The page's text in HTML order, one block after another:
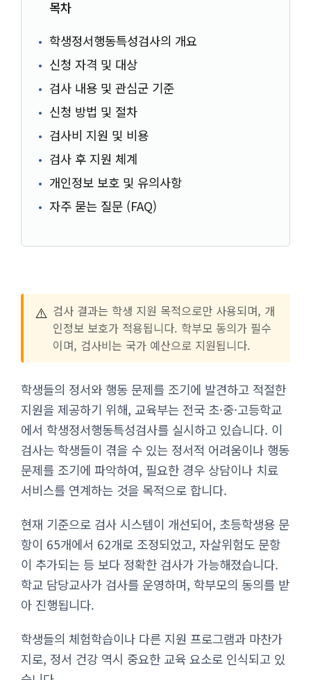
목차
학생정서행동특성검사의 개요
신청 자격 및 대상
검사 내용 및 관심군 기준
신청 방법 및 절차
검사비 지원 및 비용
검사 후 지원 체계
개인정보 보호 및 유의사항
자주 묻는 질문 (FAQ)
⚠️ 검사 결과는 학생 지원 목적으로만 사용되며, 개
인정보 보호가 적용됩니다. 학부모 동의가 필수
이며, 검사비는 국가 예산으로 지원됩니다.
학생들의 정서와 행동 문제를 조기에 발견하고 적절한
지원을 제공하기 위해, 교육부는 전국 초·중·고등학교
에서 학생정서행동특성검사를 실시하고 있습니다. 이
검사는 학생들이 겪을 수 있는 정서적 어려움이나 행동
문제를 조기에 파악하여, 필요한 경우 상담이나 치료
서비스를 연계하는 것을 목적으로 합니다.
현재 기준으로 검사 시스템이 개선되어, 초등학생용 문
항이 65개에서 62개로 조정되었고, 자살위험도 문항
이 추가되는 등 보다 정확한 검사가 가능해졌습니다.
학교 담당교사가 검사를 운영하며, 학부모의 동의를 받
아 진행됩니다.
학생들의 체험학습이나 다른 지원 프로그램과 마찬가
지로, 정서 건강 역시 중요한 교육 요소로 인식되고 있